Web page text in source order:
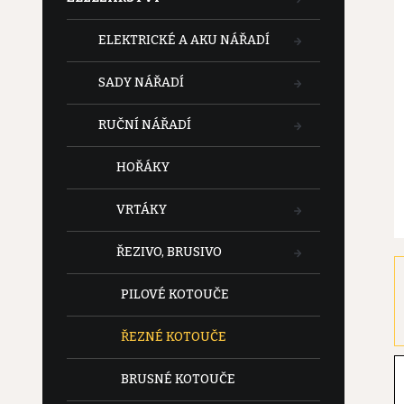
ELEKTRICKÉ A AKU NÁŘADÍ
SADY NÁŘADÍ
RUČNÍ NÁŘADÍ
HOŘÁKY
VRTÁKY
ŘEZIVO, BRUSIVO
PILOVÉ KOTOUČE
ŘEZNÉ KOTOUČE
BRUSNÉ KOTOUČE